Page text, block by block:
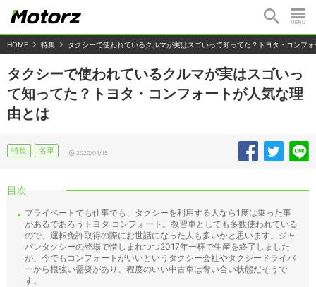
HOME 特集 タクシーで使われているクルマが実はスゴいって知ってた？トヨタ・コンフ
タクシーで使われているクルマが実はスゴいっ
て知ってた？トヨタ・コンフォートが人気な理
由とは
特集 名車 2020/04/15
目次
プライベートでも仕事でも、タクシーを利用する人なら1度は乗った事
があるであろうトヨタ コンフォート。教習車としても多数使われている
ので、運転免許取得の際にお世話になった人も多いかと思います。ジャ
パンタクシーの登場で惜しまれつつ2017年一杯で生産を終了しました
が、今でもコンフォートがいいというタクシー会社やタクシードライバ
ーから根強い需要があり、程度のいい中古車は奪い合い状態だそうで
す。